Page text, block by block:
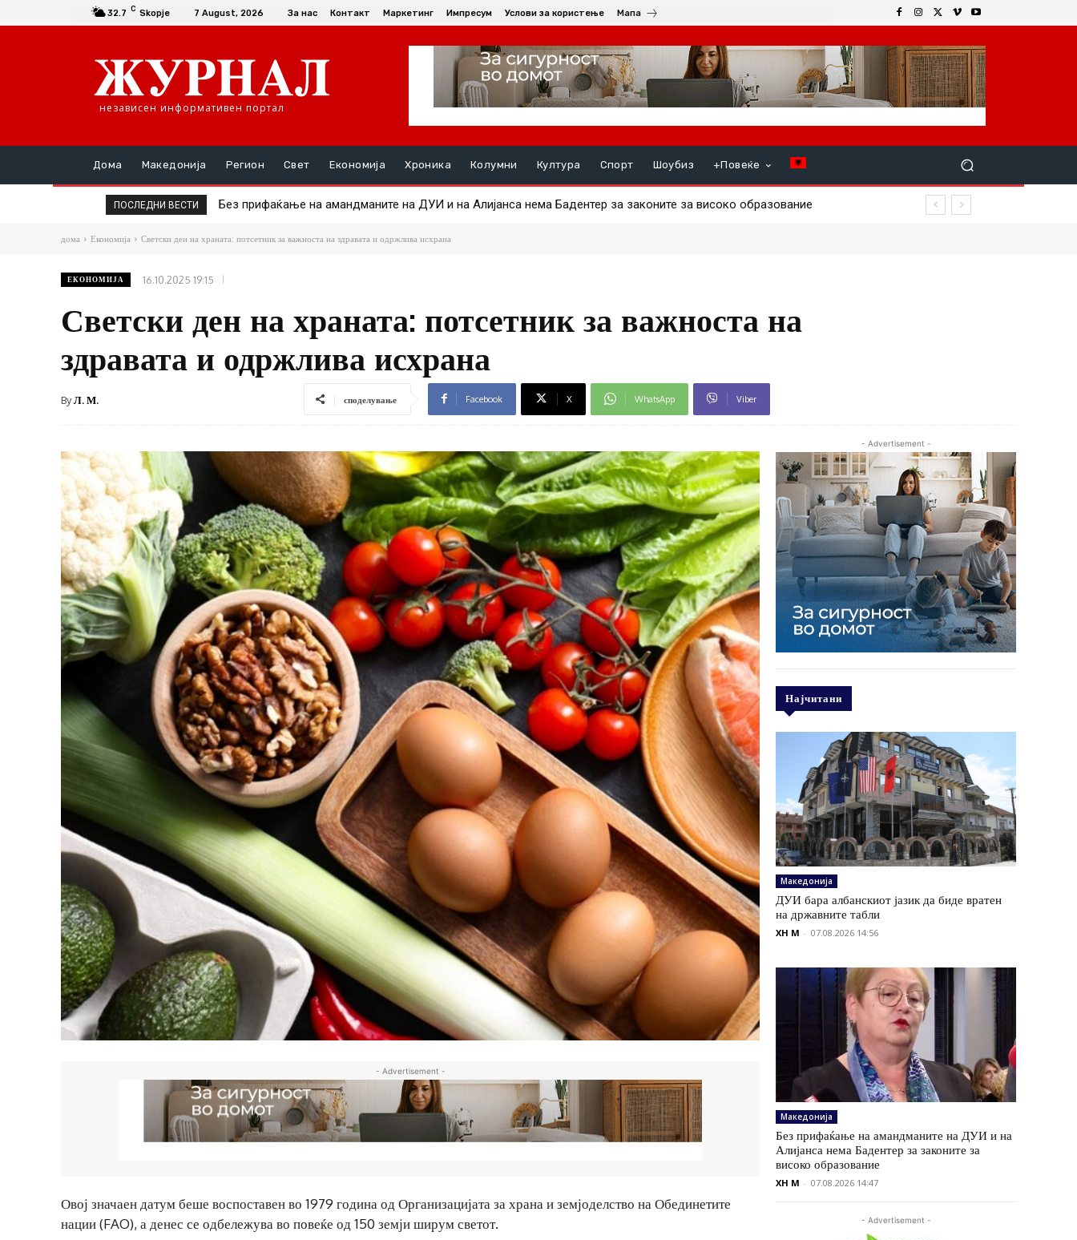
32.7 C Skopje 7 August, 2026 За нас Контакт Маркетинг Импресум Услови за користење Мапа
независен информативен портал
Дома Македонија Регион Свет Економија Хроника Колумни Култура Спорт Шоубиз +Повеќе
ПОСЛЕДНИ ВЕСТИ Без прифаќање на амандманите на ДУИ и на Алијанса нема Бадентер за законите за високо образование
Детското престапништво во Гевгелија е во пораст – аларм за итна акција на сите институции
дома Економија Светски ден на храната: потсетник за важноста на здравата и одржлива исхрана
ЕКОНОМИЈА 16.10.2025 19:15
Светски ден на храната: потсетник за важноста на
здравата и одржлива исхрана
ByЛ. М. споделување Facebook X WhatsApp Viber
- Advertisement -
Овој значаен датум беше воспоставен во 1979 година од Организацијата за храна и земјоделство на Обединетите
нации (FAO), а денес се одбележува во повеќе од 150 земји ширум светот.
- Advertisement -
Најчитани
Македонија
ДУИ бара албанскиот јазик да биде вратен
на државните табли
XH M - 07.08.2026 14:56
Македонија
Без прифаќање на амандманите на ДУИ и на
Алијанса нема Бадентер за законите за
високо образование
XH M - 07.08.2026 14:47
- Advertisement -